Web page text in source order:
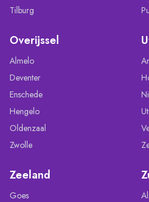
Tilburg
Overijssel
Almelo
Deventer
Enschede
Hengelo
Oldenzaal
Zwolle
Zeeland
Goes